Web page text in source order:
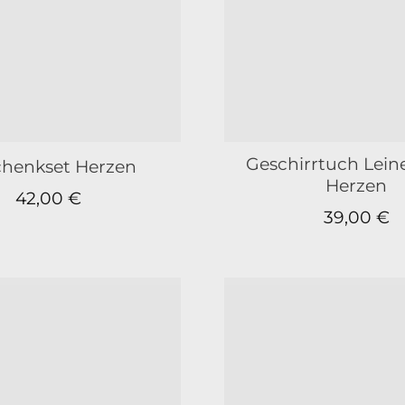
Herzen
42,00€
Geschirrtuch
Herzen
39,00 €